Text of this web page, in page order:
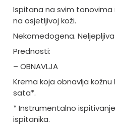
Ispitana na svim tonovima
na osjetljivoj koži.
Nekomedogena.
Prednosti:
– OBNAVLJA
Krema koja obnavlja
sata*.
* Instrumentalno
ispitanika.